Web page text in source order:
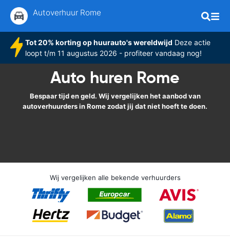
Autoverhuur Rome
Tot 20% korting op huurauto's wereldwijd Deze actie
loopt t/m 11 augustus 2026 - profiteer vandaag nog!
Auto huren Rome
Bespaar tijd en geld. Wij vergelijken het aanbod van
autoverhuurders in Rome zodat jij dat niet hoeft te doen.
Wij vergelijken alle bekende verhuurders